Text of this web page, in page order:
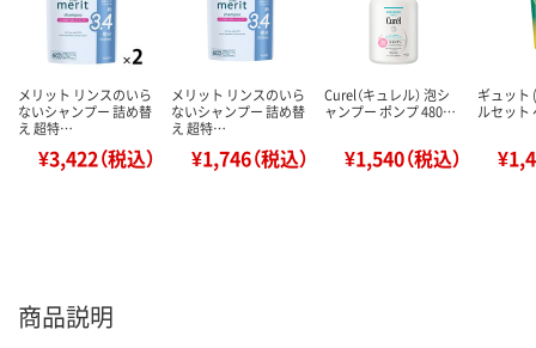
メリット リンスのいら
ないシャンプー 詰め替
え 超特…
¥3,422（税込）
メリット リンスのいら
ないシャンプー 詰め替
え 超特…
¥1,746（税込）
Curel（キュレル） 泡シ
ャンプー ポンプ 480…
¥1,540（税込）
ギュット
ルセッ
商品説明